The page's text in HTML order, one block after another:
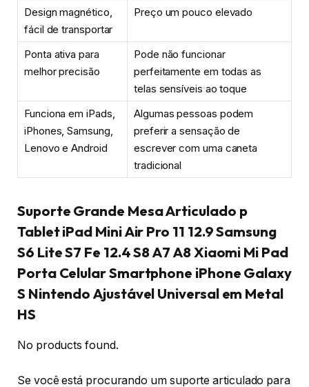
Design magnético,
fácil de transportar
Preço um pouco elevado
Ponta ativa para
melhor precisão
Pode não funcionar
perfeitamente em todas as
telas sensíveis ao toque
Funciona em iPads,
iPhones, Samsung,
Lenovo e Android
Algumas pessoas podem
preferir a sensação de
escrever com uma caneta
tradicional
Suporte Grande Mesa Articulado p
Tablet iPad Mini Air Pro 11 12.9 Samsung
S6 Lite S7 Fe 12.4 S8 A7 A8 Xiaomi Mi Pad
Porta Celular Smartphone iPhone Galaxy
S Nintendo Ajustável Universal em Metal
HS
No products found.
Se você está procurando um suporte articulado para